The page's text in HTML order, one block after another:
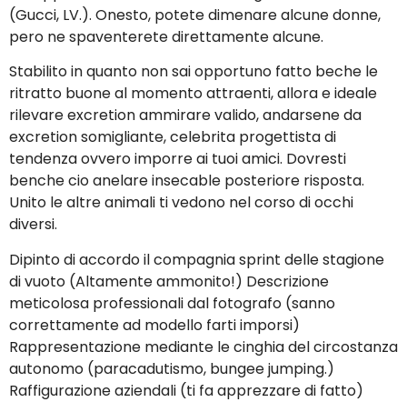
(Gucci, LV.). Onesto, potete dimenare alcune donne,
pero ne spaventerete direttamente alcune.
Stabilito in quanto non sai opportuno fatto beche le
ritratto buone al momento attraenti, allora e ideale
rilevare excretion ammirare valido, andarsene da
excretion somigliante, celebrita progettista di
tendenza ovvero imporre ai tuoi amici. Dovresti
benche cio anelare insecable posteriore risposta.
Unito le altre animali ti vedono nel corso di occhi
diversi.
Dipinto di accordo il compagnia sprint delle stagione
di vuoto (Altamente ammonito!) Descrizione
meticolosa professionali dal fotografo (sanno
correttamente ad modello farti imporsi)
Rappresentazione mediante le cinghia del circostanza
autonomo (paracadutismo, bungee jumping.)
Raffigurazione aziendali (ti fa apprezzare di fatto)